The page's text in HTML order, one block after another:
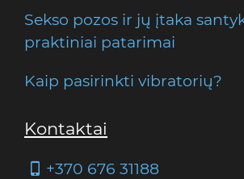
Sekso pozos ir jų įtaka
praktiniai patarimai
Kaip pasirinkti vibratorių?
Kontaktai
+370 676 31188